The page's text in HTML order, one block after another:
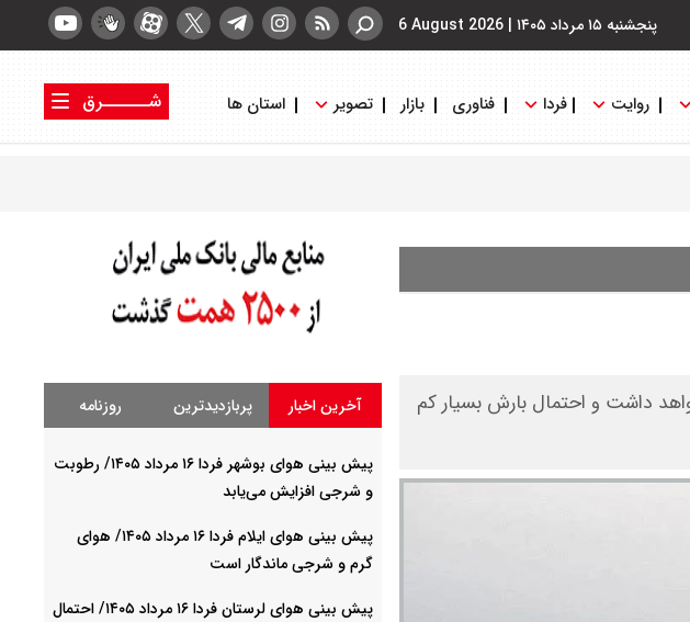
پنجشنبه ۱۵ مرداد ۱۴۰۵ |
6 August 2026
روایت فردا فناوری بازار تصویر استان ها
شــــــرق
ابرهای متراکم خواهد داشت و احتمال بارش بسیار کم
آخرین اخبار پربازدیدترین روزنامه
پیش بینی هوای بوشهر فردا ۱۶ مرداد ۱۴۰۵/ رطوبت
و شرجی افزایش می‌یابد
پیش بینی هوای ایلام فردا ۱۶ مرداد ۱۴۰۵/ هوای
گرم و شرجی ماندگار است
پیش بینی هوای لرستان فردا ۱۶ مرداد ۱۴۰۵/ احتمال